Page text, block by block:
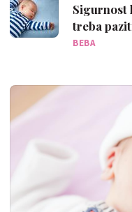
Sigurnost
treba
BEBA